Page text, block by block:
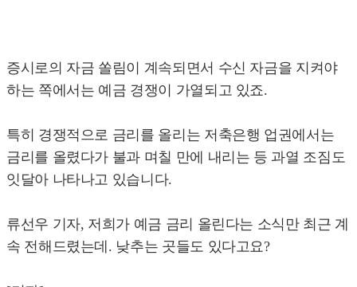
증시로의 자금 쏠림이 계속되면서 수신 자금을 지켜야
하는 쪽에서는 예금 경쟁이 가열되고 있죠.
특히 경쟁적으로 금리를 올리는 저축은행 업권에서는
금리를 올렸다가 불과 며칠 만에 내리는 등 과열 조짐도
잇달아 나타나고 있습니다.
류선우 기자, 저희가 예금 금리 올린다는 소식만 최근 계
속 전해드렸는데. 낮추는 곳들도 있다고요?